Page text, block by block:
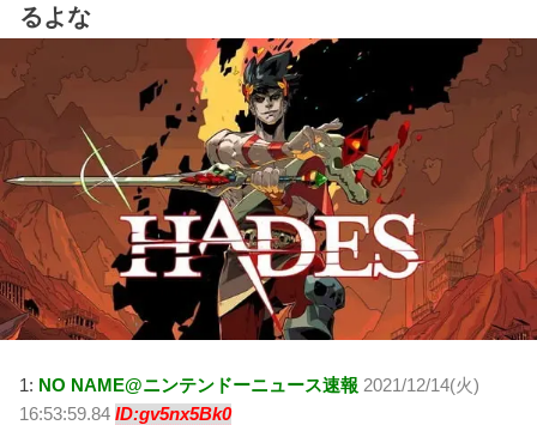
るよな
1: NO NAME@ニンテンドーニュース速報 2021/12/14(火)
16:53:59.84ID:gv5nx5Bk0